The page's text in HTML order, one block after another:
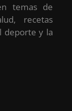
temas de
recetas
deporte y la